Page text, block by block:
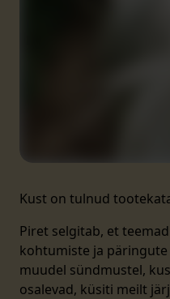
Kust on tulnud
Piret selgitab, et
kohtumiste ja
muudel sündmustel,
osalevad, küsiti meilt